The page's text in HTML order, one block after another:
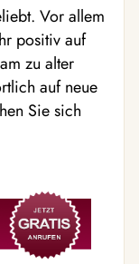
Vor allem
positiv auf
zu alter
auf neue
Sie sich